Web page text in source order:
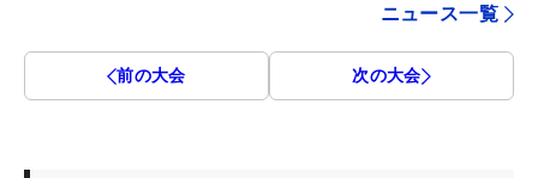
ニュース一覧
前の大会 次の大会